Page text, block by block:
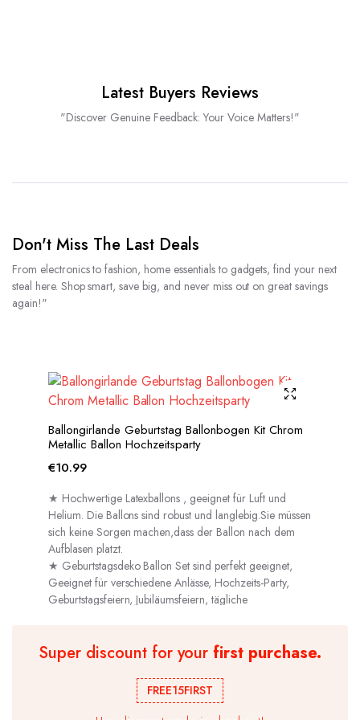
Latest Buyers Reviews
"Discover Genuine Feedback: Your Voice Matters!"
Don't Miss The Last Deals
From electronics to fashion, home essentials to gadgets, find your next
steal here. Shop smart, save big, and never miss out on great savings
again!"
Ballongirlande Geburtstag Ballonbogen Kit Chrom
Metallic Ballon Hochzeitsparty
€10.99
★ Hochwertige Latexballons , geeignet für Luft und
Helium. Die Ballons sind robust und langlebig.Sie müssen
sich keine Sorgen machen,dass der Ballon nach dem
Aufblasen platzt.
★ Geburtstagsdeko Ballon Set sind perfekt geeignet,
Geeignet für verschiedene Anlässe, Hochzeits-Party,
Geburtstagsfeiern, Jubiläumsfeiern, tägliche
Super discount for yourfirst purchase.
FREE15FIRST